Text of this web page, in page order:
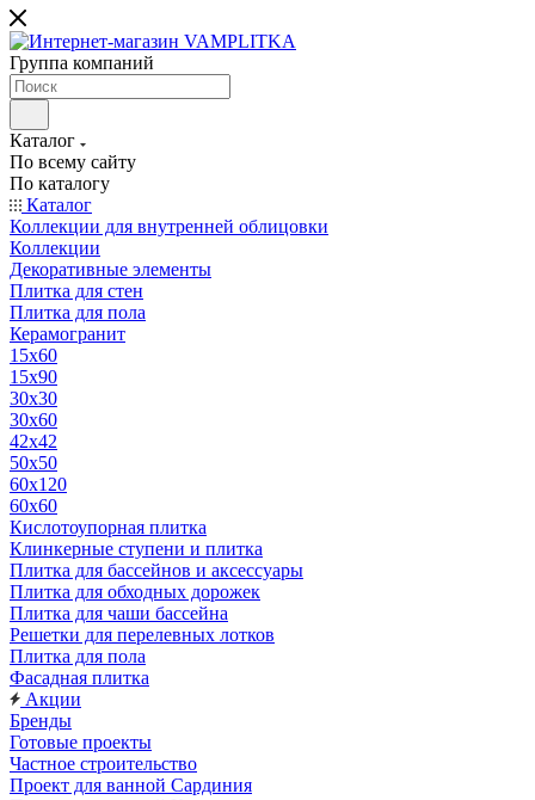
Группа компаний
Каталог
По всему сайту
По каталогу
Каталог
Коллекции для внутренней облицовки
Коллекции
Декоративные элементы
Плитка для стен
Плитка для пола
Керамогранит
15х60
15x90
30х30
30х60
42х42
50х50
60х120
60х60
Кислотоупорная плитка
Клинкерные ступени и плитка
Плитка для бассейнов и аксессуары
Плитка для обходных дорожек
Плитка для чаши бассейна
Решетки для перелевных лотков
Плитка для пола
Фасадная плитка
Акции
Бренды
Готовые проекты
Частное строительство
Проект для ванной Сардиния